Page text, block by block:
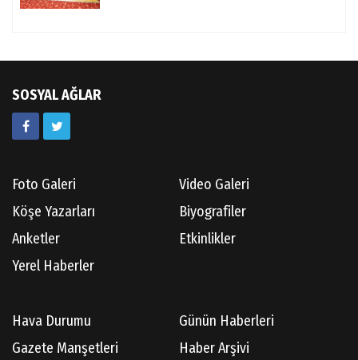
SOSYAL AĞLAR
Foto Galeri
Video Galeri
Köşe Yazarları
Biyografiler
Anketler
Etkinlikler
Yerel Haberler
Hava Durumu
Günün Haberleri
Gazete Manşetleri
Haber Arşivi